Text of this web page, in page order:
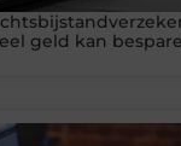
geld kan